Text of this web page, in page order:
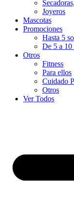
Joyeros
Mascotas
Promociones
Hasta 5
De 5 a 10
Otros
Fitness
Para ellos
Cuidado
Otros
Ver Todos